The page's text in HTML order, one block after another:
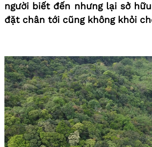
người biết đến nhưng lại sở
đặt chân tới cũng không khỏi